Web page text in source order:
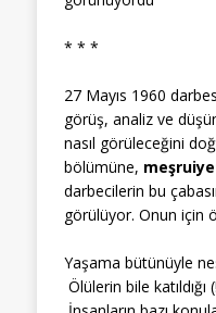
* * *
27 Mayıs 1960
görüş, analiz ve
nasıl görüleceğini
bölümüne,
darbecilerin bu
görülüyor. Onun için
Yaşama bütünüyle
 Ölülerin bile